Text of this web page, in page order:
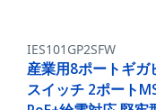
IES101GP2SFW
産業用8ポートギ
スイッチ 2ポート